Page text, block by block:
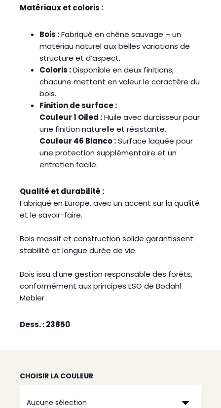
Matériaux et coloris :
Bois :Fabriqué en chêne sauvage – un
matériau naturel aux belles variations de
structure et d’aspect.
Coloris :Disponible en deux finitions,
chacune mettant en valeur le caractère du
bois.
Finition de surface :
Couleur 1 Oiled :Huile avec durcisseur pour
une finition naturelle et résistante.
Couleur 46 Bianco :Surface laquée pour
une protection supplémentaire et un
entretien facile.
Qualité et durabilité :
Fabriqué en Europe, avec un accent sur la qualité
et le savoir-faire.
Bois massif et construction solide garantissent
stabilité et longue durée de vie.
Bois issu d’une gestion responsable des forêts,
conformément aux principes ESG de Bodahl
Møbler.
Dess. : 23850
CHOISIR LA COULEUR
Aucune sélection